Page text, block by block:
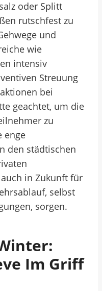
oder Splitt
rutschfest zu
und
wie
intensiv
Streuung
bei
geachtet, um die
zu
enge
den städtischen
in Zukunft für
selbst
sorgen.
Im Griff